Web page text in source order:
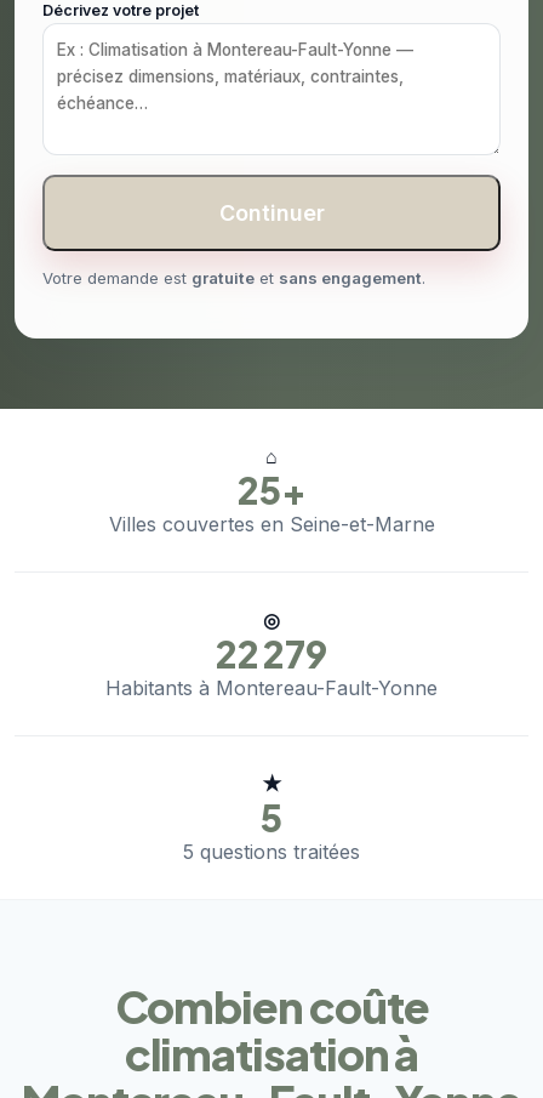
Décrivez votre projet
Continuer
Votre demande est gratuite et sans engagement.
⌂
25+
Villes couvertes en Seine-et-Marne
◎
22 279
Habitants à Montereau-Fault-Yonne
★
5
5 questions traitées
Combien coûte
climatisation à